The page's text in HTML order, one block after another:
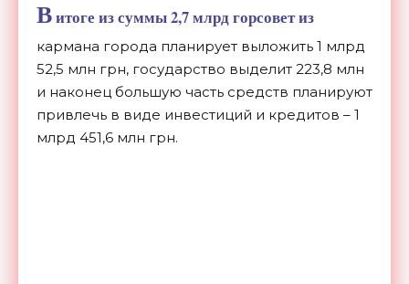
Витоге из суммы 2,7 млрд горсовет из
кармана города планирует выложить 1 млрд
52,5 млн грн, государство выделит 223,8 млн
и наконец большую часть средств планируют
привлечь в виде инвестиций и кредитов – 1
млрд 451,6 млн грн.